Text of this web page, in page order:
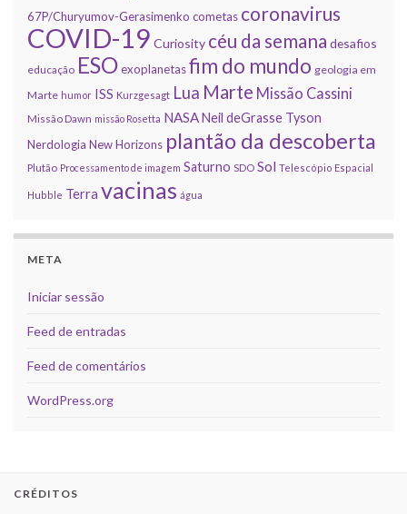
67P/Churyumov-Gerasimenko cometas coronavirus
COVID-19 Curiosity céu da semana desafios
educação ESOexoplanetasfim do mundo geologia em
Marte humor ISS Kurzgesagt Lua Marte Missão Cassini
Missão Dawn missão Rosetta NASANeil deGrasse Tyson
Nerdologia New Horizons plantão da descoberta
Plutão Processamento de imagem Saturno SDO Sol Telescópio Espacial
Hubble Terra vacinas água
META
Iniciar sessão
Feed de entradas
Feed de comentários
WordPress.org
CRÉDITOS